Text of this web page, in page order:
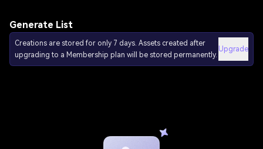
Generate List
Creations are stored for only 7 days. Assets created after
upgrading to a Membership plan will be stored permanently.
Upgrade